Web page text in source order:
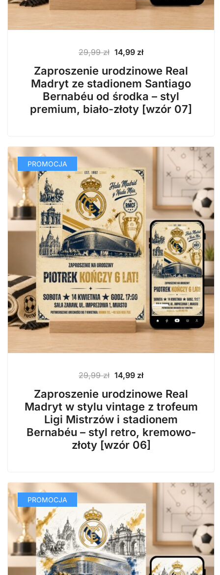
29,99zł Pierwotna
cena
wynosiła:
29,99 zł.
14,99 złAktualna
wynosi:
14,99 zł.
Zaproszenie urodzinowe Real
Madryt ze stadionem Santiago
Bernabéu od środka – styl
premium, biało-złoty [wzór 07]
PROMOCJA
29,99zł Pierwotna
cena
wynosiła:
29,99 zł.
14,99 złAktualna
wynosi:
14,99 zł.
Zaproszenie urodzinowe Real
Madryt w stylu vintage z trofeum
Ligi Mistrzów i stadionem
Bernabéu – styl retro, kremowo-
złoty [wzór 06]
PROMOCJA